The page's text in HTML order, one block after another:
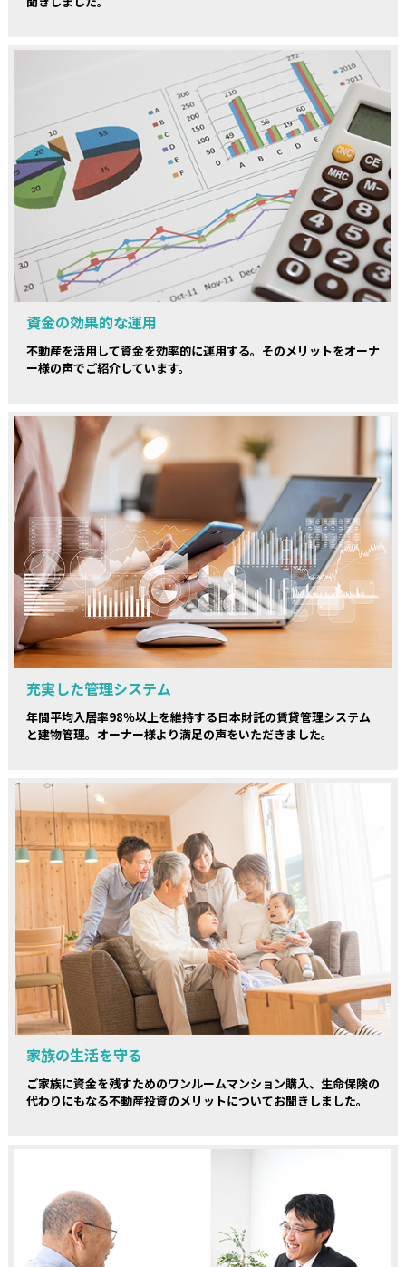
資金の効果的な運用
不動産を活用して資金を効率的に運用する。そのメリットをオーナ
ー様の声でご紹介しています。
充実した管理システム
年間平均入居率98％以上を維持する日本財託の賃貸管理システム
と建物管理。オーナー様より満足の声をいただきました。
家族の生活を守る
ご家族に資金を残すためのワンルームマンション購入、生命保険の
代わりにもなる不動産投資のメリットについてお聞きしました。